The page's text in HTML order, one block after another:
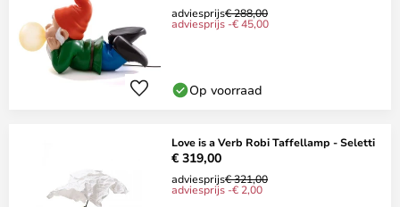
adviesprijs€ 288,00
adviesprijs -€ 45,00
Op voorraad
Love is a Verb Robi Taffellamp - Seletti
€ 319,00
adviesprijs€ 321,00
adviesprijs -€ 2,00